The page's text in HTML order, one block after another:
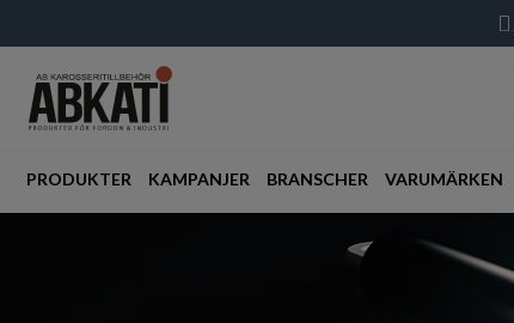
PRODUKTER KAMPANJER BRANSCHER VARUMÄRKEN